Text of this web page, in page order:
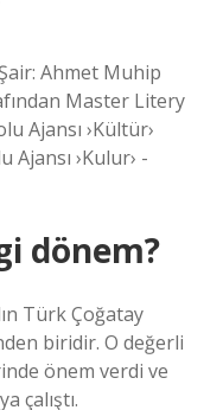
Ahmet Muhip
Master Litery
Ajansı ›Kültür›
›Kulur› -
dönem?
Türk Çoğatay
biridir. O değerli
önem verdi ve
çalıştı.